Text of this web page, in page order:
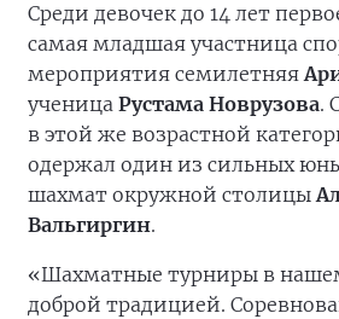
Среди девочек до 14 лет
самая младшая участница
мероприятия семилетняя
ученица Рустама Новрузова.
в этой же возрастной
одержал один из сильных
шахмат окружной столицы
Вальгиргин.
«Шахматные турниры в
доброй традицией.